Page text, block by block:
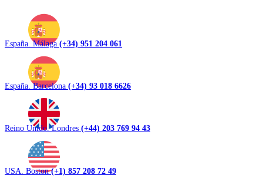
España. Málaga (+34) 951 204 061
España. Barcelona (+34) 93 018 6626
Reino Unido. Londres (+44) 203 769 94 43
USA. Boston(+1) 857 208 72 49